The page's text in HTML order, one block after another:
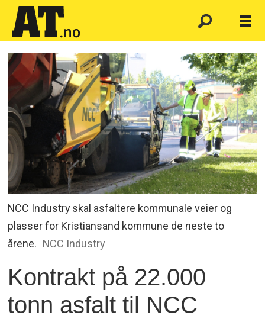
NCC Industry skal asfaltere kommunale veier og
plasser for Kristiansand kommune de neste to
årene. NCC Industry
Kontrakt på 22.000
tonn asfalt til NCC